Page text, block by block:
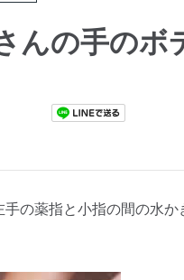
んの手のボ
の薬指と小指の間の水か